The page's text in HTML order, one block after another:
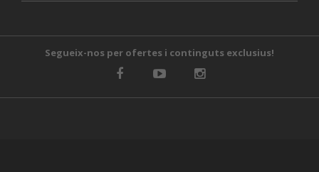
Segueix-nos per ofertes i continguts exclusius!